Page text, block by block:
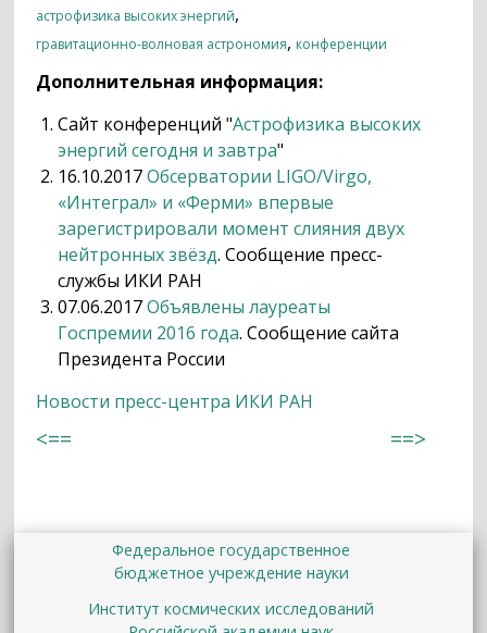
астрофизика высоких энергий,
гравитационно-волновая астрономия, конференции
Дополнительная информация:
Сайт конференций "Астрофизика высоких
энергий сегодня и завтра"
16.10.2017Обсерватории LIGO/Virgo,
«Интеграл» и «Ферми» впервые
зарегистрировали момент слияния двух
нейтронных звёзд. Сообщение пресс-
службы ИКИ РАН
07.06.2017Объявлены лауреаты
Госпремии 2016 года. Сообщение сайта
Президента России
Новости пресс-центра ИКИ РАН
<== ==>
Федеральное государственное
бюджетное учреждение науки
Институт космических исследований